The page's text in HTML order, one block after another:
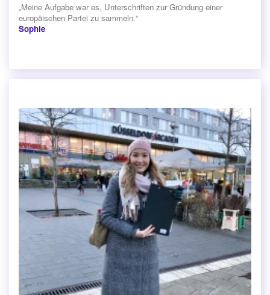
„Meine Aufgabe war es, Unterschriften zur Gründung einer
europäischen Partei zu sammeln.“
Sophie